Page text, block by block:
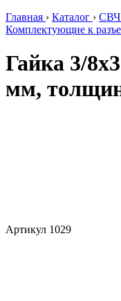
Главная › Каталог › СВЧ
Комплектующие к
Гайка 3/
мм,
Артикул 1029